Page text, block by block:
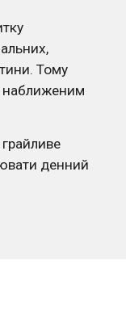
Тому
наближеним
денний